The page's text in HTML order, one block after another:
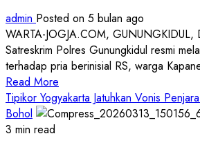
Desak
Aparat
Ungkap
Dalang
Serangan
admin Posted on 5 bulan ago
WARTA-JOGJA.COM, GUNUNGKIDUL,
Satreskrim Polres Gunungkidul resmi
terhadap pria berinisial RS, warga
Read More
more
about
Tipikor Yogyakarta Jatuhkan Vonis
Bohol
3 min read